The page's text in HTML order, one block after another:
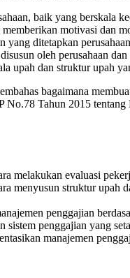
baik yang berskala
motivasi dan
yang ditetapkan
oleh perusahaan
upah dan struktur upah
bagaimana
No.78 Tahun 2015
melakukan evaluasi
menyusun struktur upah
penggajian
sistem penggajian yang
manajemen